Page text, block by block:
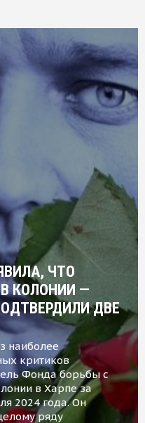
ЧТО
КОЛОНИИ —
ДВЕ
наиболее
критиков
Фонда борьбы с
в Харпе за
2024 года. Он
ряду